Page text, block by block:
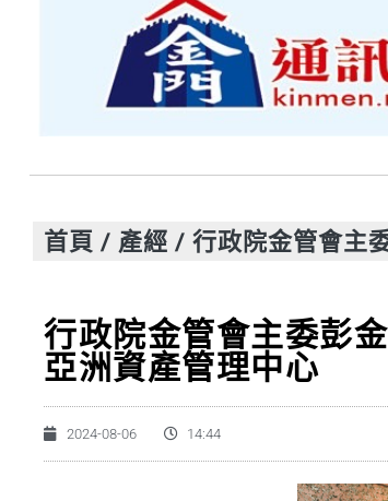
首頁 / 產經 / 行政院金管會主
行政院金管會主委彭
亞洲資產管理中心
2024-08-06 14:44